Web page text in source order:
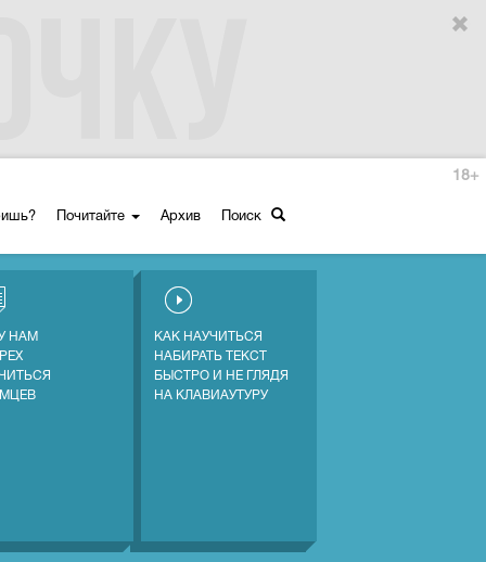
Почитайте Архив Поиск
18+
НАМ
КАК НАУЧИТЬСЯ
НАБИРАТЬ ТЕКСТ
БЫСТРО И НЕ ГЛЯДЯ
НА КЛАВИАУТУРУ